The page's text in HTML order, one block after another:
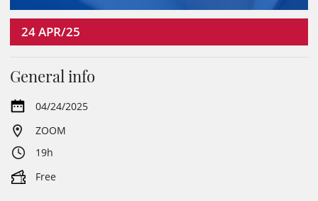
24APR/25
General info
04/24/2025
ZOOM
19h
Free